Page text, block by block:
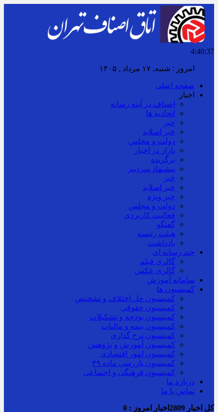
4:40:39
برابر با : Saturday - 8 August - 2026
صفحه اصلی
اخبار
اصناف در آینه رسانه
اتحادیه ها
خبر
خبر اسلايد
دولت و مجلس
بازار در اخبار
برگزیده
پیشنهاد سردبیر
خبر
خبر اسلايد
خبر ویژه
دولت و مجلس
فعالیت کاربردی
گفتگو
هیئت رئیسه
یادداشت
چند رسانه ای
گالری فیلم
گالری عکس
سامانه آموزش
کمیسیون ها
کمیسیون حل اختلاف و تشخیص
کمیسیون حقوقی
کمیسیون بودجه و تشکیلات
کمیسیون بیمه و مالیات
کمیسیون نرخ گذاری
کمیسیون آموزش و پژوهش
کمیسیون امور اقتصادی
کمیسیون بازرسی ماده ۳۹
کمیسیون فرهنگی و اجتماعی
درباره ما
تماس با ما
کل اخبار اخبار امروز : 0